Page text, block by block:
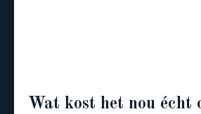
Wat kost het nou écht